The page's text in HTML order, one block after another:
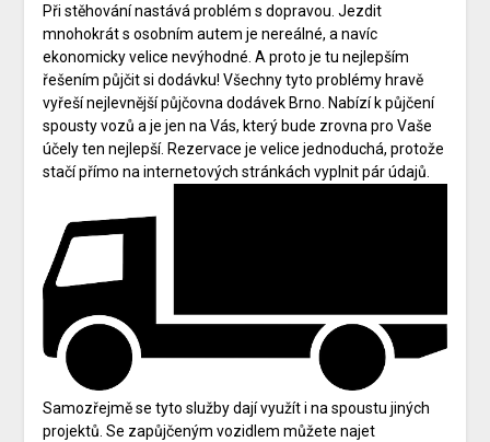
Při stěhování nastává problém s dopravou. Jezdit
mnohokrát s osobním autem je nereálné, a navíc
ekonomicky velice nevýhodné. A proto je tu nejlepším
řešením půjčit si dodávku! Všechny tyto problémy hravě
vyřešínejlevnější půjčovna dodávek Brno . Nabízí k půjčení
spousty vozů a je jen na Vás, který bude zrovna pro Vaše
účely ten nejlepší. Rezervace je velice jednoduchá, protože
stačí přímo na internetových stránkách vyplnit pár údajů.
Samozřejmě se tyto služby dají využít i na spoustu jiných
projektů. Se zapůjčeným vozidlem můžete najet